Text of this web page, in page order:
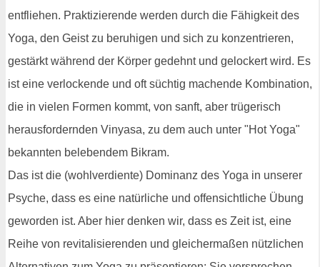
entfliehen. Praktizierende werden durch die Fähigkeit des
Yoga, den Geist zu beruhigen und sich zu konzentrieren,
gestärkt während der Körper gedehnt und gelockert wird. Es
ist eine verlockende und oft süchtig machende Kombination,
die in vielen Formen kommt, von sanft, aber trügerisch
herausfordernden Vinyasa, zu dem auch unter "Hot Yoga"
bekannten belebendem Bikram.
Das ist die (wohlverdiente) Dominanz des Yoga in unserer
Psyche, dass es eine natürliche und offensichtliche Übung
geworden ist. Aber hier denken wir, dass es Zeit ist, eine
Reihe von revitalisierenden und gleichermaßen nützlichen